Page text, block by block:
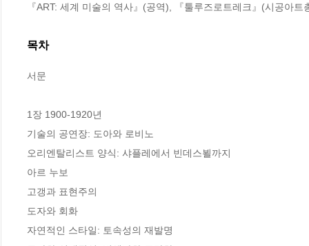
『ART: 세계 미술의 역사』(공역), 『툴루즈로트레크』(시공아
목차
서문
1장 1900-1920년
기술의 공연장: 도아와 로비노
오리엔탈리스트 양식: 샤플레에서 빈데스뵐까지
아르 누보
고갱과 표현주의
도자와 회화
자연적인 스타일: 토속성의 재발명